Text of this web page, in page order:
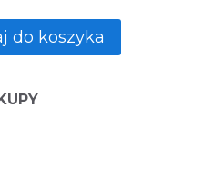
do koszyka